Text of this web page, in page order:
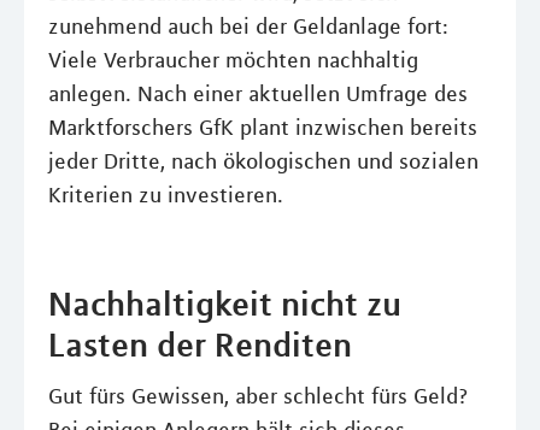
zunehmend auch bei der Geldanlage fort:
Viele Verbraucher möchten nachhaltig
anlegen. Nach einer aktuellen Umfrage des
Marktforschers GfK plant inzwischen bereits
jeder Dritte, nach ökologischen und sozialen
Kriterien zu investieren.
Nachhaltigkeit nicht zu
Lasten der Renditen
Gut fürs Gewissen, aber schlecht fürs Geld?